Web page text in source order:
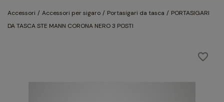
Accessori Accessori per sigaro Portasigari da tasca
PORTASIGARI
DA TASCA STE MANN CORONA NERO 3 POSTI
favorite_border